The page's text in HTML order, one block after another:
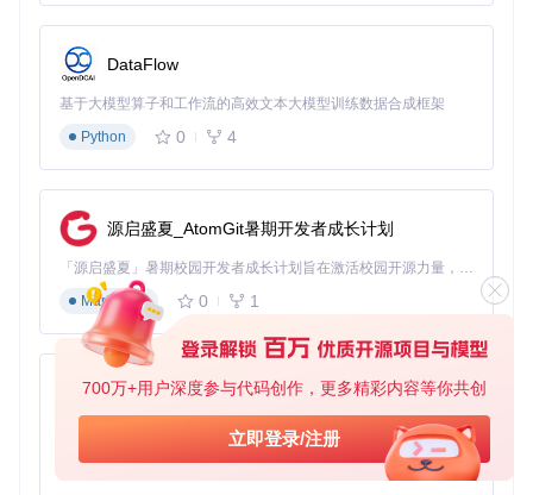
700万+用户深度参与代码创作，更多精彩内容等你共创
立即登录/注册
DataFlow
基于大模型算子和工作流的高效文本大模型训练数据合成框架
Python
0 4
源启盛夏_AtomGit暑期开发者成长计划
「源启盛夏」暑期校园开发者成长计划旨在激活校园开源力量，通过积分激励、认证扶持、资源倾斜等形式，引导高校组织和开发者完成「入驻 — 建项目 — 做贡献 — 获认证 — 得资源」的完整闭环。无论你是想带领社团入驻平台的组织者，还是希望用代码贡献证明自己的开发者，都能在这里找到属于你的成长路径。
Markdown
0 1
py-xiaozhi
基于Python的Xiaozhi AI，适用于想要完整Xiaozhi体验而无需拥有专用硬件的用户。
Python
0 1